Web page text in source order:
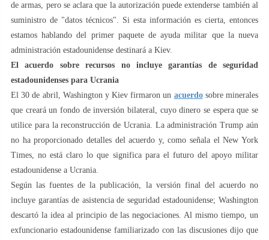
de armas, pero se aclara que la autorización puede extenderse también al
suministro de "datos técnicos". Si esta información es cierta, entonces
estamos hablando del primer paquete de ayuda militar que la nueva
administración estadounidense destinará a Kiev.
El acuerdo sobre recursos no incluye garantías de seguridad
estadounidenses para Ucrania
El 30 de abril, Washington y Kiev firmaron un acuerdosobre minerales
que creará un fondo de inversión bilateral, cuyo dinero se espera que se
utilice para la reconstrucción de Ucrania. La administración Trump aún
no ha proporcionado detalles del acuerdo y, como señala el New York
Times, no está claro lo que significa para el futuro del apoyo militar
estadounidense a Ucrania.
Según las fuentes de la publicación, la versión final del acuerdo no
incluye garantías de asistencia de seguridad estadounidense; Washington
descartó la idea al principio de las negociaciones. Al mismo tiempo, un
exfuncionario estadounidense familiarizado con las discusiones dijo que